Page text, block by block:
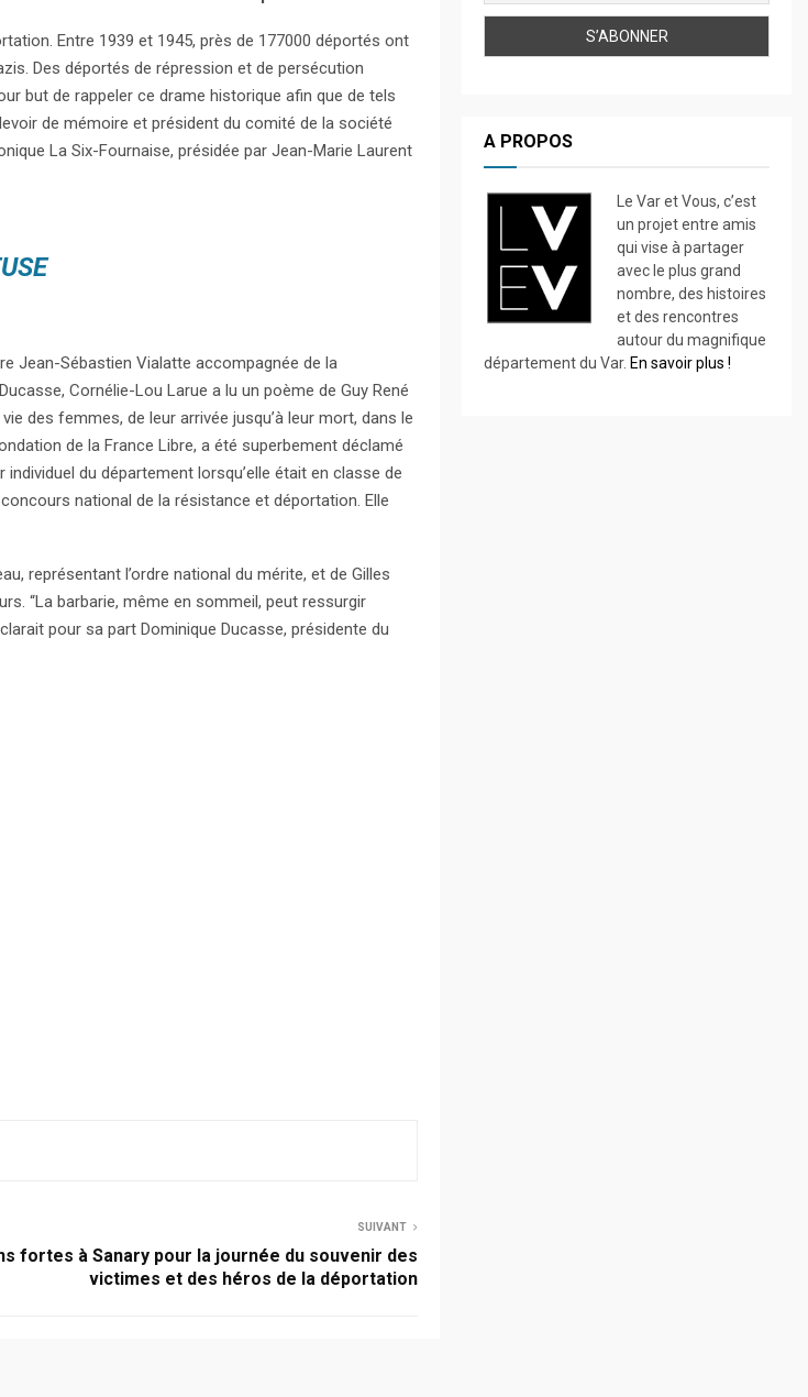
Entre 1939 et 1945, près de 177000 déportés ont
Des déportés de répression et de persécution
but de rappeler ce drame historique afin que de tels
de mémoire et président du comité de la société
La Six-Fournaise, présidée par Jean-Marie Laurent
Jean-Sébastien Vialatte accompagnée de la
Cornélie-Lou Larue a lu un poème de Guy René
des femmes, de leur arrivée jusqu’à leur mort, dans le
de la France Libre, a été superbement déclamé
du département lorsqu’elle était en classe de
national de la résistance et déportation. Elle
représentant l’ordre national du mérite, et de Gilles
“La barbarie, même en sommeil, peut ressurgir
pour sa part Dominique Ducasse, présidente du
SUIVANT
fortes à Sanary pour la journée du souvenir des
victimes et des héros de la déportation
A PROPOS
Le Var et Vous, c’est
un projet entre amis
qui vise à partager
avec le plus grand
nombre, des histoires
et des rencontres
autour du magnifique
département du Var. En savoir plus !